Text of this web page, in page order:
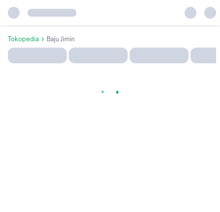
Tokopedia Baju Jimin